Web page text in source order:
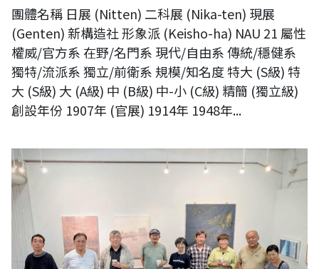
團體名稱 日展 (Nitten) 二科展 (Nika-ten) 現展
(Genten) 新構造社 形象派 (Keisho-ha) NAU 21 屬性
權威/官方系 在野/名門系 現代/自由系 傳統/穩健系
獨特/流派系 獨立/前衛系 規模/知名度 特大 (S級) 特
大 (S級) 大 (A級) 中 (B級) 中-小 (C級) 精簡 (獨立級)
創設年份 1907年 (官展) 1914年 1948年...
【現場直擊】日本NAU21世紀美術連立協會會員展